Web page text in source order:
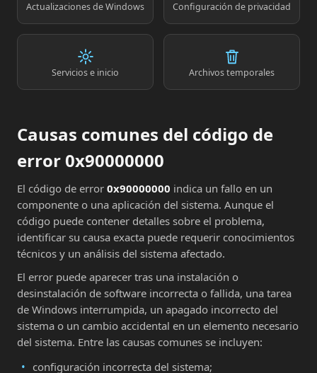
Actualizaciones de Windows Configuración de privacidad
Servicios e inicio Archivos temporales
Causas comunes del código de
error 0x90000000
El código de error 0x90000000 indica un fallo en un
componente o una aplicación del sistema. Aunque el
código puede contener detalles sobre el problema,
identificar su causa exacta puede requerir conocimientos
técnicos y un análisis del sistema afectado.
El error puede aparecer tras una instalación o
desinstalación de software incorrecta o fallida, una tarea
de Windows interrumpida, un apagado incorrecto del
sistema o un cambio accidental en un elemento necesario
del sistema. Entre las causas comunes se incluyen:
configuración incorrecta del sistema;